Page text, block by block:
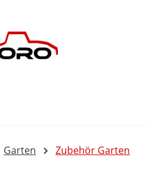
Garten Zubehör Garten